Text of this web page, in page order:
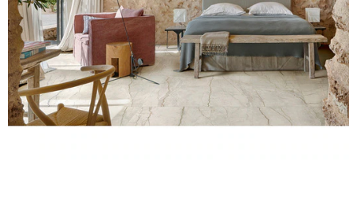
ロートアイアン 天然石・石材
メンテナンス・施工材 新商品
お役立ち情報 住まいのスタイリング
アイデア
ミラタップチャンネル
オンライン相談
イ
ル
屋
内